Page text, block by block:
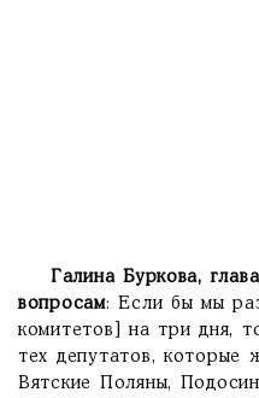
Галина Буркова, глава
вопросам: Если бы мы
комитетов] на три дня,
тех депутатов, которые
Вятские Поляны,